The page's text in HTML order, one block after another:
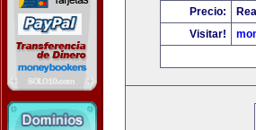
Precio:
Visitar!